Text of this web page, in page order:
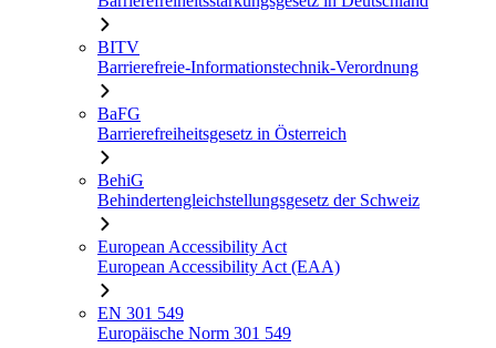
BITV
Barrierefreie-Informationstechnik-Verordnung
BaFG
Barrierefreiheitsgesetz in Österreich
BehiG
Behindertengleichstellungsgesetz der Schweiz
European Accessibility Act
European Accessibility Act (EAA)
EN 301 549
Europäische Norm 301 549